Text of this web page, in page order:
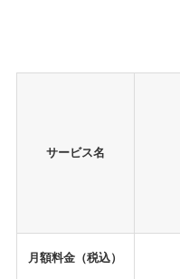
サービス名
月額料金（税込）